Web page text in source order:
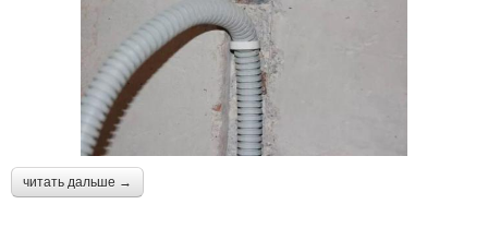
читать дальше →